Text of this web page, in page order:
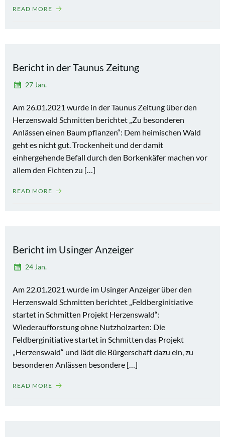
READ MORE
Bericht in der Taunus Zeitung
27 Jan.
Am 26.01.2021 wurde in der Taunus Zeitung über den
Herzenswald Schmitten berichtet „Zu besonderen
Anlässen einen Baum pflanzen“: Dem heimischen Wald
geht es nicht gut. Trockenheit und der damit
einhergehende Befall durch den Borkenkäfer machen vor
allem den Fichten zu […]
READ MORE
Bericht im Usinger Anzeiger
24 Jan.
Am 22.01.2021 wurde im Usinger Anzeiger über den
Herzenswald Schmitten berichtet „Feldberginitiative
startet in Schmitten Projekt Herzenswald“:
Wiederaufforstung ohne Nutzholzarten: Die
Feldberginitiative startet in Schmitten das Projekt
„Herzenswald“ und lädt die Bürgerschaft dazu ein, zu
besonderen Anlässen besondere […]
READ MORE